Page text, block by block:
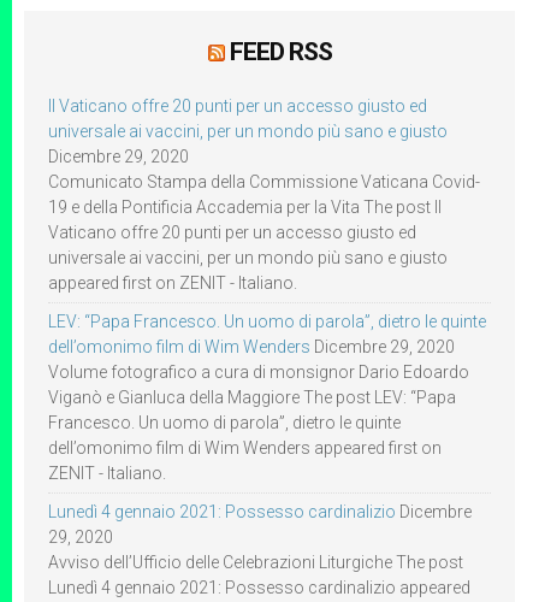
FEED RSS
Il Vaticano offre 20 punti per un accesso giusto ed
universale ai vaccini, per un mondo più sano e giusto
Dicembre 29, 2020
Comunicato Stampa della Commissione Vaticana Covid-
19 e della Pontificia Accademia per la Vita The post Il
Vaticano offre 20 punti per un accesso giusto ed
universale ai vaccini, per un mondo più sano e giusto
appeared first on ZENIT - Italiano.
LEV: “Papa Francesco. Un uomo di parola”, dietro le quinte
dell’omonimo film di Wim Wenders Dicembre 29, 2020
Volume fotografico a cura di monsignor Dario Edoardo
Viganò e Gianluca della Maggiore The post LEV: “Papa
Francesco. Un uomo di parola”, dietro le quinte
dell’omonimo film di Wim Wenders appeared first on
ZENIT - Italiano.
Lunedì 4 gennaio 2021: Possesso cardinalizio Dicembre
29, 2020
Avviso dell’Ufficio delle Celebrazioni Liturgiche The post
Lunedì 4 gennaio 2021: Possesso cardinalizio appeared